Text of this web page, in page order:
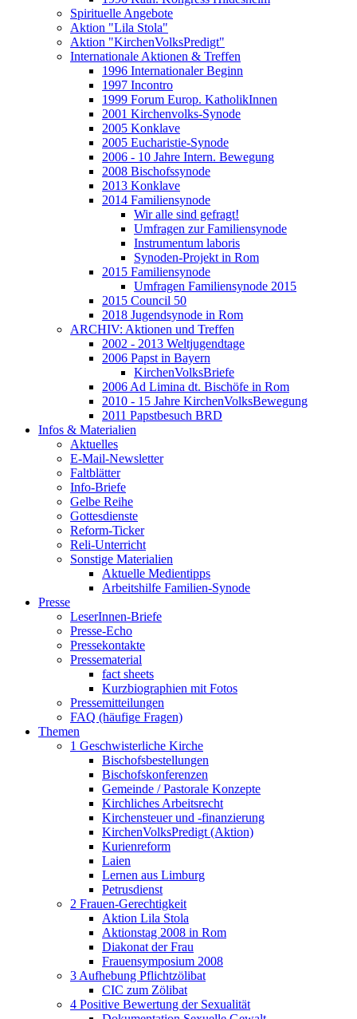
Spirituelle Angebote
Aktion "Lila Stola"
Aktion "KirchenVolksPredigt"
Internationale Aktionen & Treffen
1996 Internationaler Beginn
1997 Incontro
1999 Forum Europ. KatholikInnen
2001 Kirchenvolks-Synode
2005 Konklave
2005 Eucharistie-Synode
2006 - 10 Jahre Intern. Bewegung
2008 Bischofssynode
2013 Konklave
2014 Familiensynode
Wir alle sind gefragt!
Umfragen zur Familiensynode
Instrumentum laboris
Synoden-Projekt in Rom
2015 Familiensynode
Umfragen Familiensynode 2015
2015 Council 50
2018 Jugendsynode in Rom
ARCHIV: Aktionen und Treffen
2002 - 2013 Weltjugendtage
2006 Papst in Bayern
KirchenVolksBriefe
2006 Ad Limina dt. Bischöfe in Rom
2010 - 15 Jahre KirchenVolksBewegung
2011 Papstbesuch BRD
Infos & Materialien
Aktuelles
E-Mail-Newsletter
Faltblätter
Info-Briefe
Gelbe Reihe
Gottesdienste
Reform-Ticker
Reli-Unterricht
Sonstige Materialien
Aktuelle Medientipps
Arbeitshilfe Familien-Synode
Presse
LeserInnen-Briefe
Presse-Echo
Pressekontakte
Pressematerial
fact sheets
Kurzbiographien mit Fotos
Pressemitteilungen
FAQ (häufige Fragen)
Themen
1 Geschwisterliche Kirche
Bischofsbestellungen
Bischofskonferenzen
Gemeinde / Pastorale Konzepte
Kirchliches Arbeitsrecht
Kirchensteuer und -finanzierung
KirchenVolksPredigt (Aktion)
Kurienreform
Laien
Lernen aus Limburg
Petrusdienst
2 Frauen-Gerechtigkeit
Aktion Lila Stola
Aktionstag 2008 in Rom
Diakonat der Frau
Frauensymposium 2008
3 Aufhebung Pflichtzölibat
CIC zum Zölibat
4 Positive Bewertung der Sexualität